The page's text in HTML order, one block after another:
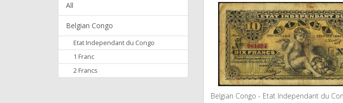
All
Belgian Congo
Etat Independant du Congo
1 Franc
2 Francs
Belgian Congo - Etat Independant du